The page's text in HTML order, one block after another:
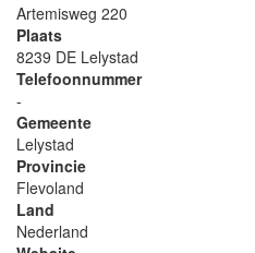
Artemisweg 220
Plaats
8239 DE Lelystad
Telefoonnummer
-
Gemeente
Lelystad
Provincie
Flevoland
Land
Nederland